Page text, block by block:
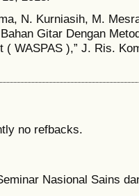
N. Kurniasih, M.
Gitar Dengan
( WASPAS ),” J. Ris.
no refbacks.
Nasional Sains